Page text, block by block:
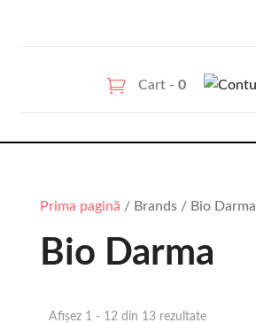
Cart - 0
Prima pagină / Brands / Bio Darma
Bio Darma
Afișez 1 - 12 din 13 rezultate